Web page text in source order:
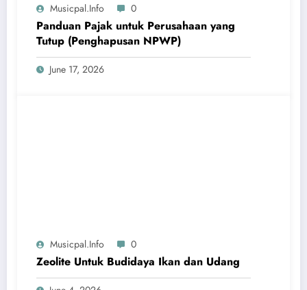
Musicpal.info 0
Panduan Pajak untuk Perusahaan yang
Tutup (Penghapusan NPWP)
June 17, 2026
Musicpal.info 0
Zeolite Untuk Budidaya Ikan dan Udang